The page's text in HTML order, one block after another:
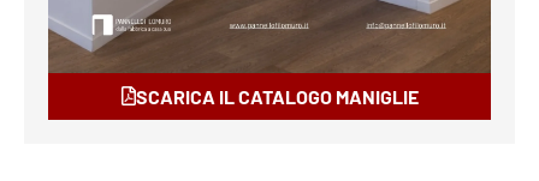
SCARICA IL CATALOGO MANIGLIE